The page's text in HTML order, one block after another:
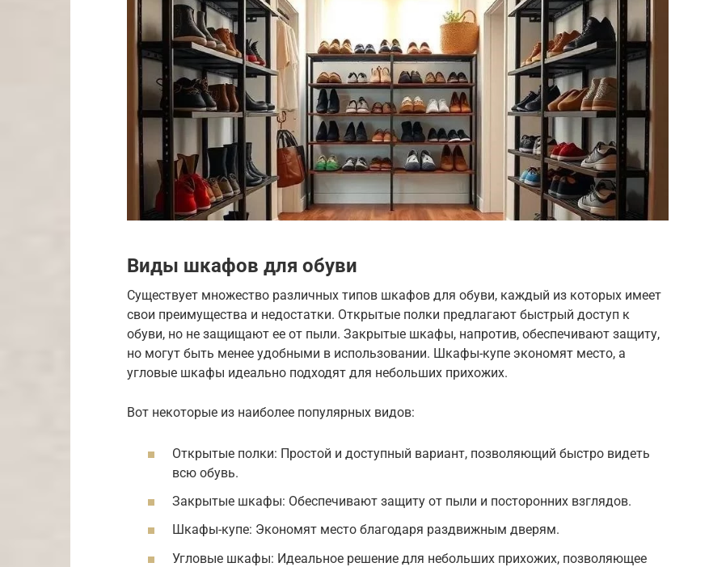
Виды шкафов для обуви
Существует множество различных типов шкафов для обуви, каждый из которых имеет
свои преимущества и недостатки. Открытые полки предлагают быстрый доступ к
обуви, но не защищают ее от пыли. Закрытые шкафы, напротив, обеспечивают защиту,
но могут быть менее удобными в использовании. Шкафы-купе экономят место, а
угловые шкафы идеально подходят для небольших прихожих.
Вот некоторые из наиболее популярных видов:
Открытые полки: Простой и доступный вариант, позволяющий быстро видеть
всю обувь.
Закрытые шкафы: Обеспечивают защиту от пыли и посторонних взглядов.
Шкафы-купе: Экономят место благодаря раздвижным дверям.
Угловые шкафы: Идеальное решение для небольших прихожих, позволяющее